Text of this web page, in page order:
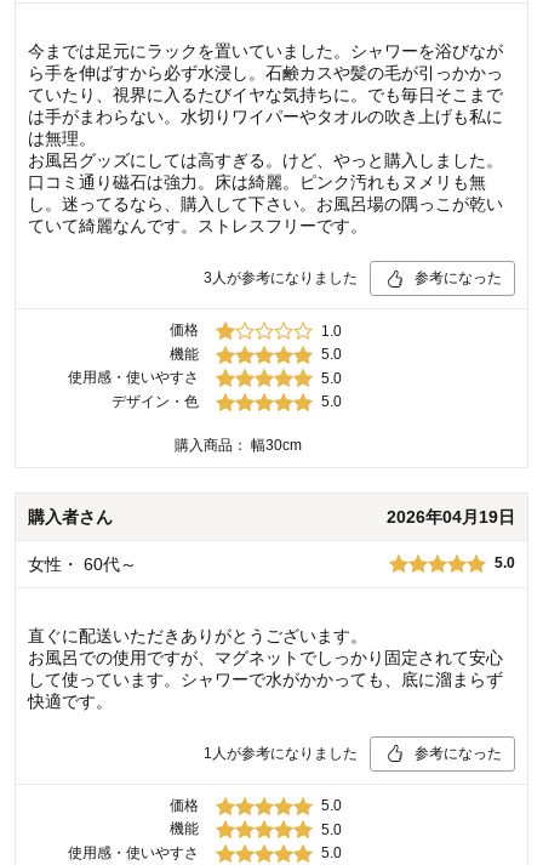
今までは足元にラックを置いていました。シャワーを浴びなが
ら手を伸ばすから必ず水浸し。石鹸カスや髪の毛が引っかかっ
ていたり、視界に入るたびイヤな気持ちに。でも毎日そこまで
は手がまわらない。水切りワイパーやタオルの吹き上げも私に
は無理。
お風呂グッズにしては高すぎる。けど、やっと購入しました。
口コミ通り磁石は強力。床は綺麗。ピンク汚れもヌメリも無
し。迷ってるなら、購入して下さい。お風呂場の隅っこが乾い
ていて綺麗なんです。ストレスフリーです。
3 人が参考になりました 参考になった
価格
1.0
機能
5.0
使用感・使いやすさ
5.0
デザイン・色
5.0
購入商品： 幅30cm
購入者さん 2026年04月19日
女性 ・ 60代～ 5.0
直ぐに配送いただきありがとうございます。
お風呂での使用ですが、マグネットでしっかり固定されて安心
して使っています。シャワーで水がかかっても、底に溜まらず
快適です。
1 人が参考になりました 参考になった
価格
5.0
機能
5.0
使用感・使いやすさ
5.0